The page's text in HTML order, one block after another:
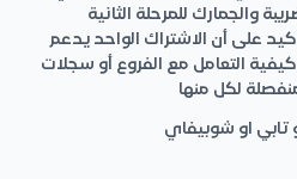
والجمارك للمرحلة الثانية
على أن الاشتراك الواحد يدعم
التعامل مع الفروع أو سجلات
لكل منها
تابي او شوبيفاي